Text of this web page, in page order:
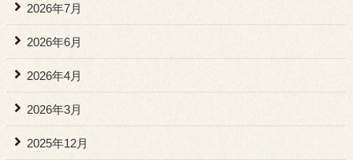
2026年7月
2026年6月
2026年4月
2026年3月
2025年12月